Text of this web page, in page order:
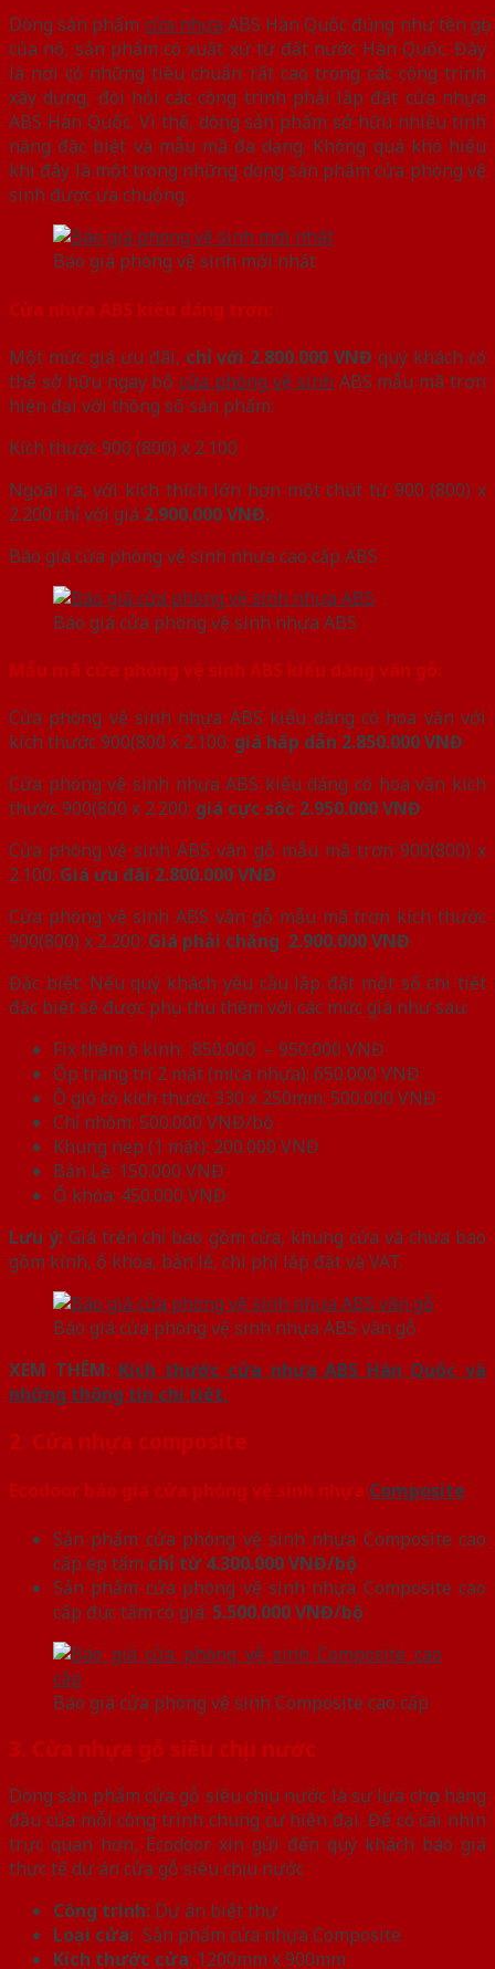
Dòng sản phẩm cửa nhựa ABS Hàn Quốc đúng như tên gọi
của nó, sản phẩm có xuất xứ từ đất nước Hàn Quốc. Đây
là nơi có những tiêu chuẩn rất cao trong các công trình
xây dựng, đòi hỏi các công trình phải lắp đặt cửa nhựa
ABS Hàn Quốc. Vì thế, dòng sản phẩm sở hữu nhiều tính
năng đặc biệt và mẫu mã đa dạng. Không quá khó hiểu
khi đây là một trong những dòng sản phẩm cửa phòng vệ
sinh được ưa chuộng.
Báo giá phòng vệ sinh mới nhất
Cửa nhựa ABS kiểu dáng trơn:
Một mức giá ưu đãi, chỉ với 2.800.000 VNĐ quý khách có
thể sở hữu ngay bộcửa phòng vệ sinh ABS mẫu mã trơn
hiện đại với thông số sản phẩm:
Kích thước 900 (800) x 2.100
Ngoài ra, với kích thích lớn hơn một chút từ 900 (800) x
2.200 chỉ với giá 2.900.000 VNĐ.
Báo giá cửa phòng vệ sinh nhựa cao cấp ABS
Báo giá cửa phòng vệ sinh nhựa ABS
Mẫu mã cửa phòng vệ sinh ABS kiểu dáng vân gỗ:
Cửa phòng vệ sinh nhựa ABS kiểu dáng có hoa văn với
kích thước 900(800 x 2.100: giá hấp dẫn 2.850.000 VNĐ
Cửa phòng vệ sinh nhựa ABS kiểu dáng có hoa văn kích
thước 900(800 x 2.200: giá cực sốc 2.950.000 VNĐ
Cửa phòng vệ sinh ABS vân gỗ mẫu mã trơn 900(800) x
2.100: Giá ưu đãi 2.800.000 VNĐ
Cửa phòng vệ sinh ABS vân gỗ mẫu mã trơn kích thước
900(800) x 2.200: Giá phải chăng 2.900.000 VNĐ
Đặc biệt: Nếu quý khách yêu cầu lắp đặt một số chi tiết
đặc biệt sẽ được phụ thu thêm với các mức giá như sau:
Fix thêm ô kính: 850.000 – 950.000 VNĐ
Ốp trang trí 2 mặt (mica nhựa): 650.000 VNĐ
Ô gió có kích thước 330 x 250mm: 500.000 VNĐ
Chỉ nhôm: 500.000 VNĐ/bộ
Khung nẹp (1 mặt): 200.000 VNĐ
Bản Lề: 150.000 VNĐ
Ổ khóa: 450.000 VNĐ
Lưu ý: Giá trên chỉ bao gồm cửa, khung cửa và chưa bao
gồm kính, ổ khóa, bản lề, chi phí lắp đặt và VAT.
Báo giá cửa phòng vệ sinh nhựa ABS vân gỗ
XEM THÊM: Kích thước cửa nhựa ABS Hàn Quốc và
những thông tin chi tiết.
2. Cửa nhựa composite
Ecodoor báo giá cửa phòng vệ sinh nhựa Composite
Sản phẩm cửa phòng vệ sinh nhựa Composite cao
cấp ép tấm chỉ từ 4.300.000 VNĐ/bộ
Sản phẩm cửa phòng vệ sinh nhựa Composite cao
cấp đúc tấm có giá: 5.500.000 VNĐ/bộ
Báo giá cửa phòng vệ sinh Composite cao cấp
3. Cửa nhựa gỗ siêu chịu nước
Dòng sản phẩm cửa gỗ siêu chịu nước là sự lựa chọn hàng
đầu của mỗi công trình chung cư hiện đại. Để có cái nhìn
trực quan hơn, Ecodoor xin gửi đến quý khách báo giá
thực tế dự án cửa gỗ siêu chịu nước
Công trình: Dự án biệt thự
Loại cửa: Sản phẩm cửa nhựa Composite
Kích thước cửa: 1200mm x 900mm